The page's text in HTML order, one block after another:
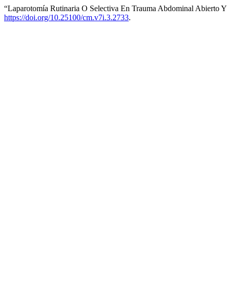
“Laparotomía Rutinaria O Selectiva En Trauma Abdominal Abierto
https://doi.org/10.25100/cm.v7i.3.2733.